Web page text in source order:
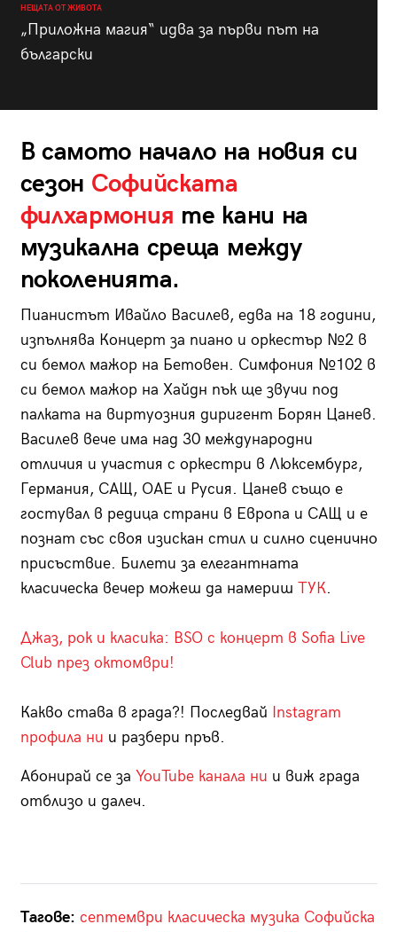
НЕЩАТА ОТ ЖИВОТА
„Приложна магия“ идва за първи път на
български
В самото начало на новия си
сезон Софийската
филхармония те кани на
музикална среща между
поколенията.
Пианистът Ивайло Василев, едва на 18 години,
изпълнява Концерт за пиано и оркестър №2 в
си бемол мажор на Бетовен. Симфония №102 в
си бемол мажор на Хайдн пък ще звучи под
палката на виртуозния диригент Борян Цанев.
Василев вече има над 30 международни
отличия и участия с оркестри в Люксембург,
Германия, САЩ, ОАЕ и Русия. Цанев също е
гостувал в редица страни в Европа и САЩ и е
познат със своя изискан стил и силно сценично
присъствие. Билети за елегантната
класическа вечер можеш да намериш ТУК.
Джаз, рок и класика: BSO с концерт в Sofia Live
Club през октомври!
Какво става в града?! Последвай Instagram
профила ни и разбери пръв.
Абонирай се за YouTube канала ни и виж града
отблизо и далеч.
Тагове: септември класическа музика Софийска